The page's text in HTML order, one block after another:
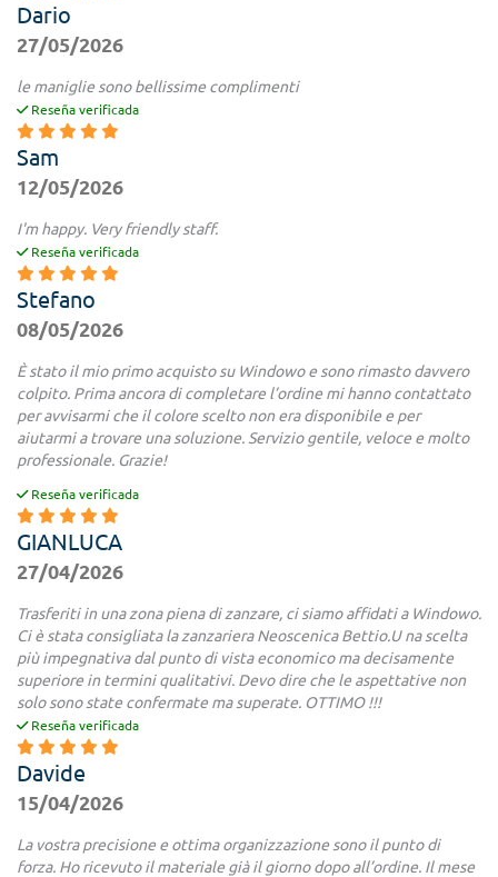
Dario
27/05/2026
le maniglie sono bellissime complimenti
Reseña verificada
Sam
12/05/2026
I'm happy. Very friendly staff.
Reseña verificada
Stefano
08/05/2026
È stato il mio primo acquisto su Windowo e sono rimasto davvero
colpito. Prima ancora di completare l’ordine mi hanno contattato
per avvisarmi che il colore scelto non era disponibile e per
aiutarmi a trovare una soluzione. Servizio gentile, veloce e molto
professionale. Grazie!
Reseña verificada
GIANLUCA
27/04/2026
Trasferiti in una zona piena di zanzare, ci siamo affidati a Windowo.
Ci è stata consigliata la zanzariera Neoscenica Bettio.U na scelta
più impegnativa dal punto di vista economico ma decisamente
superiore in termini qualitativi. Devo dire che le aspettative non
solo sono state confermate ma superate. OTTIMO !!!
Reseña verificada
Davide
15/04/2026
La vostra precisione e ottima organizzazione sono il punto di
forza. Ho ricevuto il materiale già il giorno dopo all’ordine. Il mese